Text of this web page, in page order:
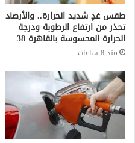
طقس غدٍ شديد الحرارة.. والأرصاد
تحذر من ارتفاع الرطوبة ودرجة
الحرارة المحسوسة بالقاهرة 38
منذ 8 ساعات